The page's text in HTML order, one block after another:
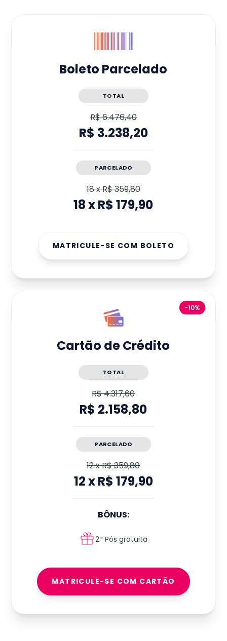
Boleto Parcelado
TOTAL
R$ 6.476,40
R$ 3.238,20
PARCELADO
18xR$ 359,80
18xR$ 179,90
MATRICULE-SE COM BOLETO
-10%
Cartão de Crédito
TOTAL
R$ 4.317,60
R$ 2.158,80
PARCELADO
12xR$ 359,80
12xR$ 179,90
BÔNUS:
2ª Pós gratuita
MATRICULE-SE COM CARTÃO